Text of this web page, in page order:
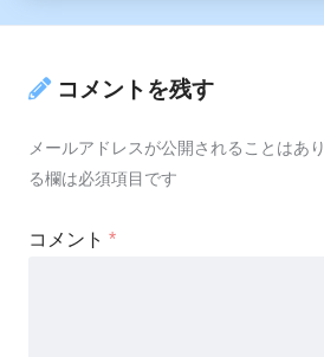
コメントを残す
メールアドレスが公開されることはあり
る欄は必須項目です
コメント *